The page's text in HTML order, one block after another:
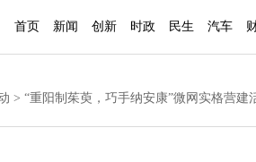
首页 新闻 创新 时政 民生 汽车
> “重阳制茱萸，巧手纳安康”微网实格营建